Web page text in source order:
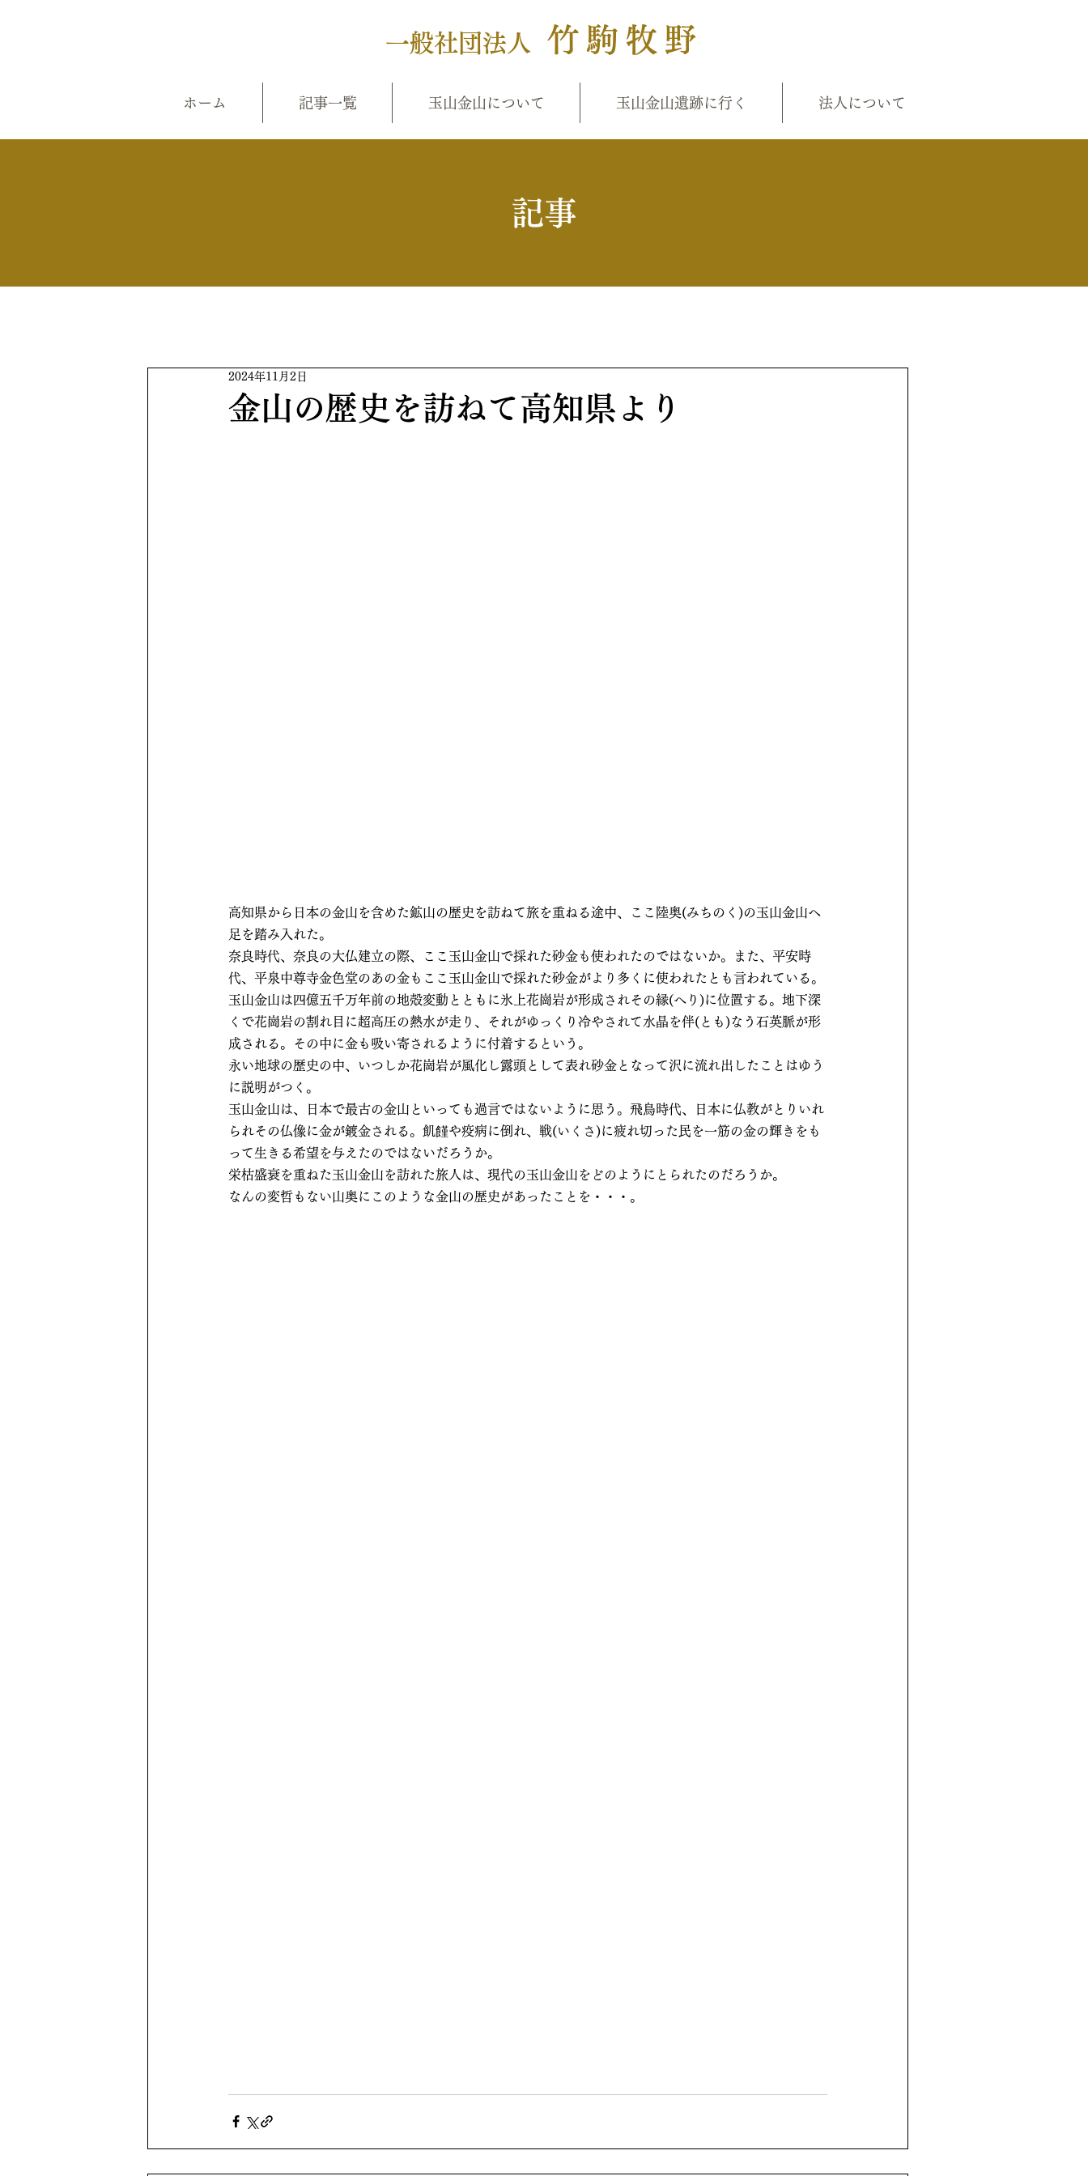
一般社団法人 竹駒牧野
ホーム 記事一覧 玉山金山について 玉山金山遺跡に行く 法人について
​記事
金山の歴史を訪ねて高知県より
2024年11月2日
高知県から日本の金山を含めた鉱山の歴史を訪ねて旅を重ねる途中、ここ陸奥(みちのく)の玉山金山へ
足を踏み入れた。
奈良時代、奈良の大仏建立の際、ここ玉山金山で採れた砂金も使われたのではないか。また、平安時
代、平泉中尊寺金色堂のあの金もここ玉山金山で採れた砂金がより多くに使われたとも言われている。
玉山金山は四億五千万年前の地殻変動とともに氷上花崗岩が形成されその縁(へり)に位置する。地下深
くで花崗岩の割れ目に超高圧の熱水が走り、それがゆっくり冷やされて水晶を伴(とも)なう石英脈が形
成される。その中に金も吸い寄されるように付着するという。
永い地球の歴史の中、いつしか花崗岩が風化し露頭として表れ砂金となって沢に流れ出したことはゆう
に説明がつく。
玉山金山は、日本で最古の金山といっても過言ではないように思う。飛鳥時代、日本に仏教がとりいれ
られその仏像に金が鍍金される。飢饉や疫病に倒れ、戦(いくさ)に疲れ切った民を一筋の金の輝きをも
って生きる希望を与えたのではないだろうか。
栄枯盛衰を重ねた玉山金山を訪れた旅人は、現代の玉山金山をどのようにとられたのだろうか。
なんの変哲もない山奥にこのような金山の歴史があったことを・・・。